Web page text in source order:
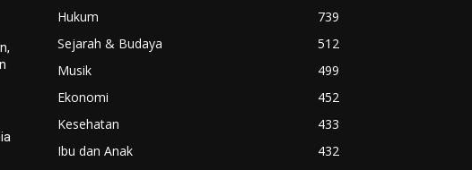
Hukum
739
Sejarah & Budaya
512
Musik
499
Ekonomi
452
Kesehatan
433
Ibu dan Anak
432